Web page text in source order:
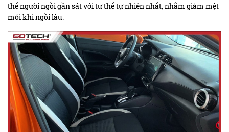
thế người ngồi gần sát với tư thế tự nhiên nhất, nhằm giảm mệt
mỏi khi ngồi lâu.